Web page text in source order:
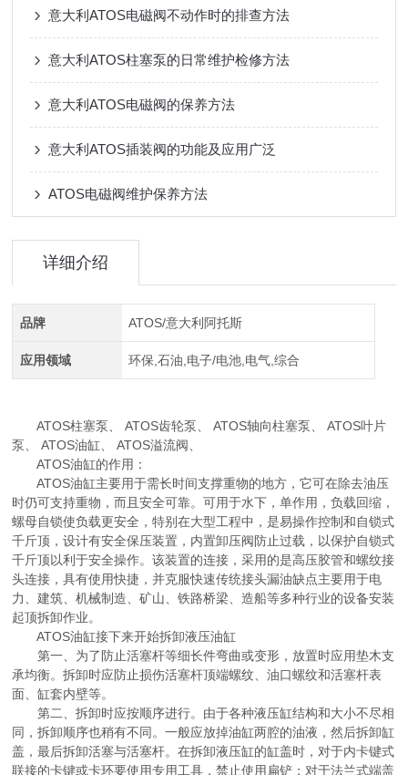
意大利ATOS电磁阀不动作时的排查方法
意大利ATOS柱塞泵的日常维护检修方法
意大利ATOS电磁阀的保养方法
意大利ATOS插装阀的功能及应用广泛
ATOS电磁阀维护保养方法
详细介绍
品牌 ATOS/意大利阿托斯
应用领域 环保,石油,电子/电池,电气,综合
ATOS柱塞泵、 ATOS齿轮泵、 ATOS轴向柱塞泵、 ATOS叶片
泵、 ATOS油缸、 ATOS溢流阀、
ATOS油缸的作用：
ATOS油缸主要用于需长时间支撑重物的地方，它可在除去油压
时仍可支持重物，而且安全可靠。可用于水下，单作用，负载回缩，
螺母自锁使负载更安全，特别在大型工程中，是易操作控制和自锁式
千斤顶，设计有安全保压装置，内置卸压阀防止过载，以保护自锁式
千斤顶以利于安全操作。该装置的连接，采用的是高压胶管和螺纹接
头连接，具有使用快捷，并克服快速传统接头漏油缺点主要用于电
力、建筑、机械制造、矿山、铁路桥梁、造船等多种行业的设备安装
起顶拆卸作业。
ATOS油缸接下来开始拆卸液压油缸
第一、为了防止活塞杆等细长件弯曲或变形，放置时应用垫木支
承均衡。拆卸时应防止损伤活塞杆顶端螺纹、油口螺纹和活塞杆表
面、缸套内壁等。
第二、拆卸时应按顺序进行。由于各种液压缸结构和大小不尽相
同，拆卸顺序也稍有不同。一般应放掉油缸两腔的油液，然后拆卸缸
盖，最后拆卸活塞与活塞杆。在拆卸液压缸的缸盖时，对于内卡键式
联接的卡键或卡环要使用专用工具，禁止使用扁铲；对于法兰式端盖